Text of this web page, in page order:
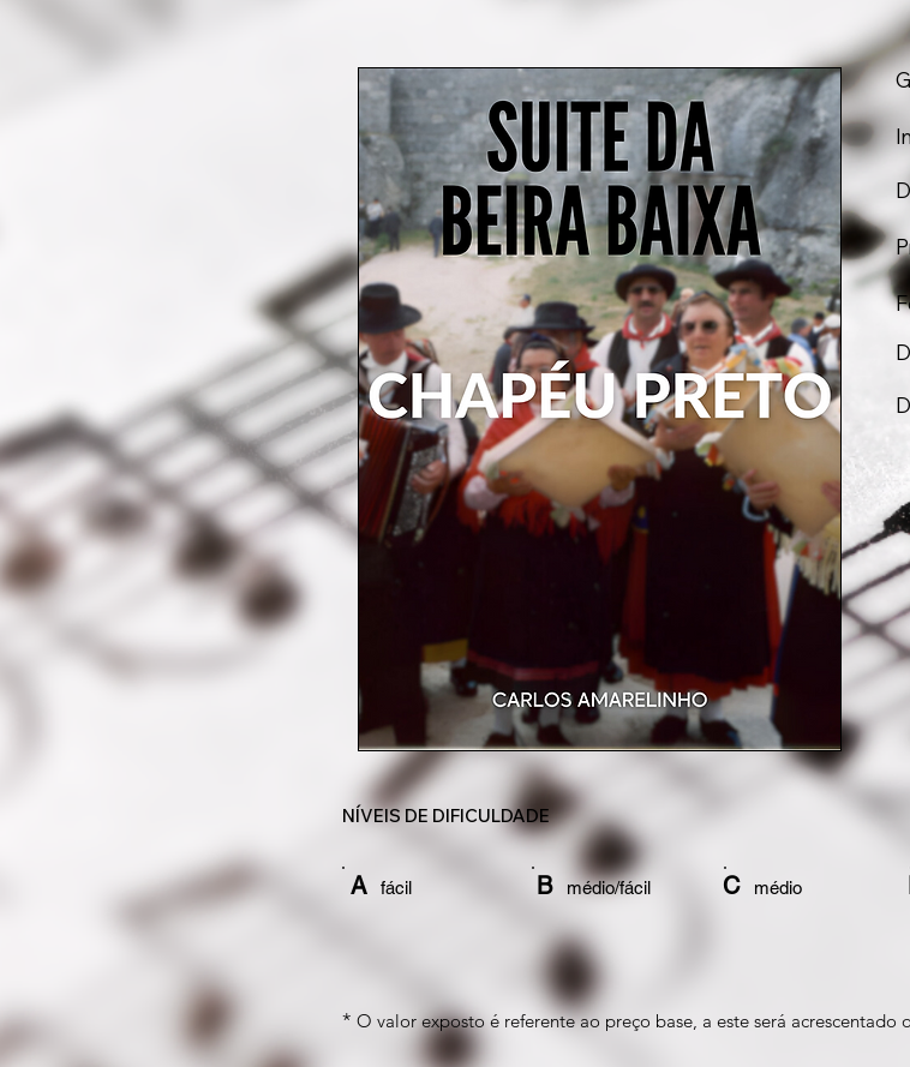
NÍVEIS DE DIFICULDADE
A fácil B médio/fácil Cmédio
* O valor exposto é referente ao preço base, a este será acrescentado